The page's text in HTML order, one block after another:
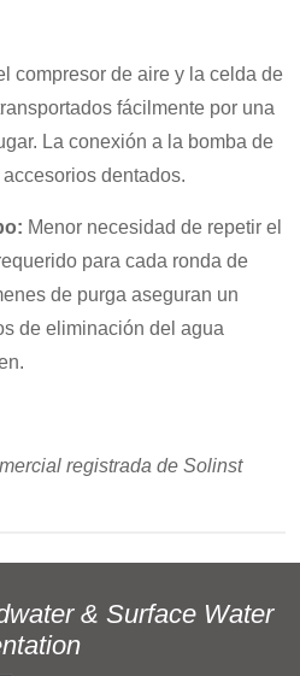
compresor de aire y la celda de
fácilmente por una
La conexión a la bomba de
dentados.
Menor necesidad de repetir el
para cada ronda de
de purga aseguran un
de eliminación del agua
registrada de Solinst
& Surface Water